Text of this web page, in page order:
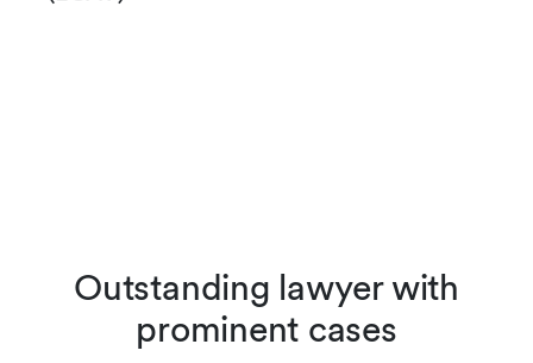
Outstanding lawyer with
prominent cases